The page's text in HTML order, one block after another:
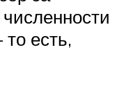
есть,